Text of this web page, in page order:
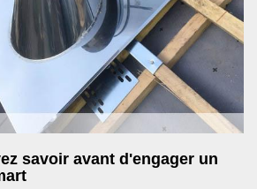
savoir avant d'engager un